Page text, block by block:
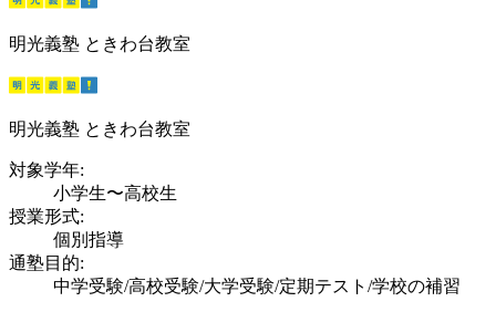
明光義塾 ときわ台教室
明光義塾 ときわ台教室
対象学年:
小学生〜高校生
授業形式:
個別指導
通塾目的:
中学受験/高校受験/大学受験/定期テスト/学校の補習